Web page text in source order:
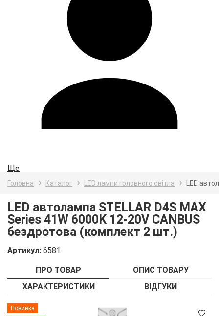
Ще
Головна Каталог LED лампи головного світла LED
LED автолампа STELLAR D4S MAX
Series 41W 6000K 12-20V CANBUS
бездротова (комплект 2 шт.)
Артикул: 6581
ПРО ТОВАР
ОПИС ТОВАРУ
ХАРАКТЕРИСТИКИ
ВІДГУКИ
Детальніше
Новинка